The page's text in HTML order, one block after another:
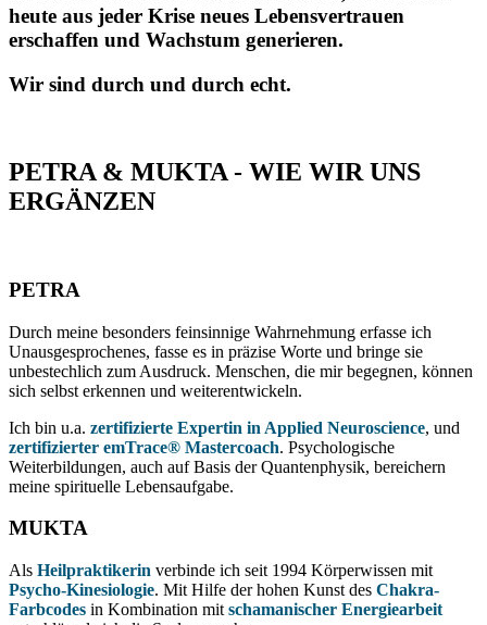
heute aus jeder Krise neues Lebensvertrauen
erschaffen und Wachstum generieren.
Wir sind durch und durch echt.
PETRA & MUKTA - WIE WIR UNS
ERGÄNZEN
PETRA
Durch meine besonders feinsinnige Wahrnehmung erfasse ich
Unausgesprochenes, fasse es in präzise Worte und bringe sie
unbestechlich zum Ausdruck. Menschen, die mir begegnen, können
sich selbst erkennen und weiterentwickeln.
Ich bin u.a. zertifizierte Expertin in Applied Neuroscience, und
zertifizierter emTrace® Mastercoach. Psychologische
Weiterbildungen, auch auf Basis der Quantenphysik, bereichern
meine spirituelle Lebensaufgabe.
MUKTA
Als Heilpraktikerin verbinde ich seit 1994 Körperwissen mit
Psycho-Kinesiologie. Mit Hilfe der hohen Kunst des Chakra-
Farbcodes in Kombination mit schamanischer Energiearbeit